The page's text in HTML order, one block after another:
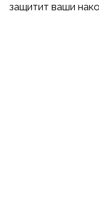
защитит ваши